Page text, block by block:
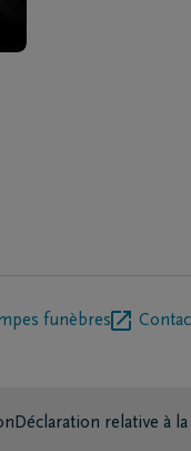
funèbres
Déclaration relative à